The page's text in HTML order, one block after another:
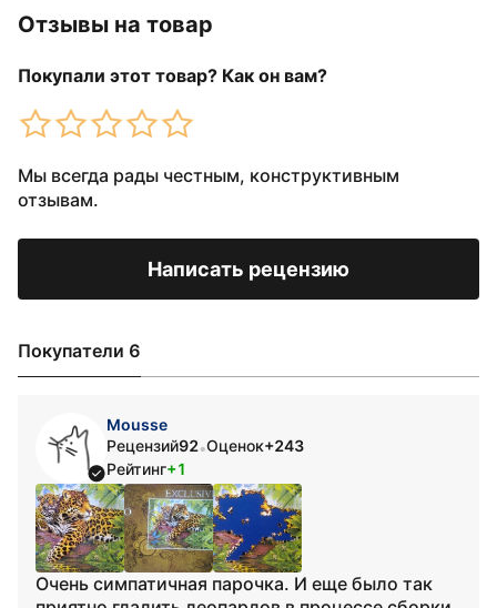
Отзывы на товар
Покупали этот товар? Как он вам?
Мы всегда рады честным, конструктивным
отзывам.
Написать рецензию
Покупатели 6
Mousse
Рецензий92•Оценок+243
Рейтинг+1
Очень симпатичная парочка. И еще было так